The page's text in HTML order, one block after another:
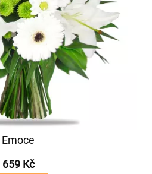
Emoce
659 Kč